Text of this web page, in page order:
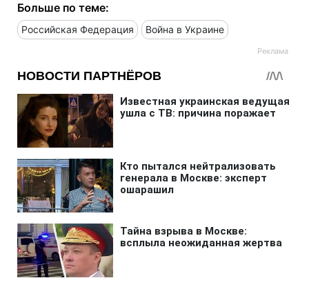
Больше по теме:
Российская Федерация Война в Украине